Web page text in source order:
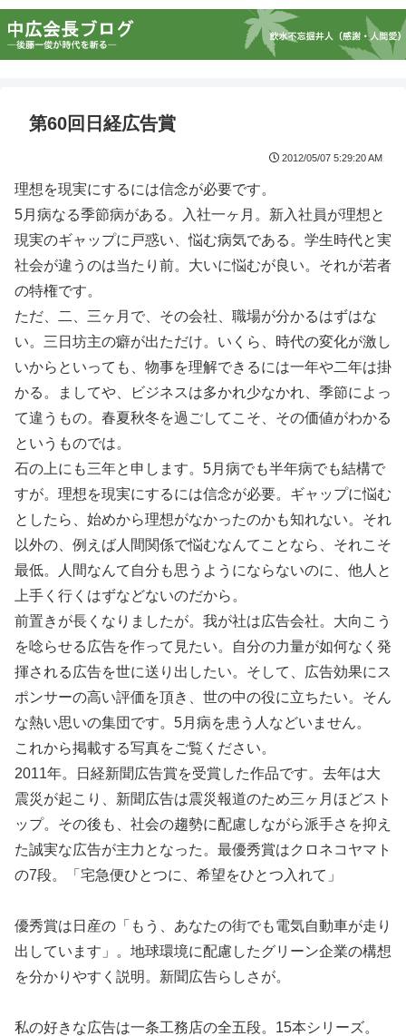
第60回日経広告賞
2012/05/07 5:29:20 AM
理想を現実にするには信念が必要です。
5月病なる季節病がある。入社一ヶ月。新入社員が理想と
現実のギャップに戸惑い、悩む病気である。学生時代と実
社会が違うのは当たり前。大いに悩むが良い。それが若者
の特権です。
ただ、二、三ヶ月で、その会社、職場が分かるはずはな
い。三日坊主の癖が出ただけ。いくら、時代の変化が激し
いからといっても、物事を理解できるには一年や二年は掛
かる。ましてや、ビジネスは多かれ少なかれ、季節によっ
て違うもの。春夏秋冬を過ごしてこそ、その価値がわかる
というものでは。
石の上にも三年と申します。5月病でも半年病でも結構で
すが。理想を現実にするには信念が必要。ギャップに悩む
としたら、始めから理想がなかったのかも知れない。それ
以外の、例えば人間関係で悩むなんてことなら、それこそ
最低。人間なんて自分も思うようにならないのに、他人と
上手く行くはずなどないのだから。
前置きが長くなりましたが。我が社は広告会社。大向こう
を唸らせる広告を作って見たい。自分の力量が如何なく発
揮される広告を世に送り出したい。そして、広告効果にス
ポンサーの高い評価を頂き、世の中の役に立ちたい。そん
な熱い思いの集団です。5月病を患う人などいません。
これから掲載する写真をご覧ください。
2011年。日経新聞広告賞を受賞した作品です。去年は大
震災が起こり、新聞広告は震災報道のため三ヶ月ほどスト
ップ。その後も、社会の趨勢に配慮しながら派手さを抑え
た誠実な広告が主力となった。最優秀賞はクロネコヤマト
の7段。「宅急便ひとつに、希望をひとつ入れて」
優秀賞は日産の「もう、あなたの街でも電気自動車が走り
出しています」。地球環境に配慮したグリーン企業の構想
を分かりやすく説明。新聞広告らしさが。
私の好きな広告は一条工務店の全五段。15本シリーズ。